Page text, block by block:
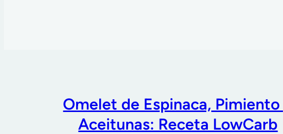
Omelet de Espinaca,
Aceitunas: Receta LowCarb